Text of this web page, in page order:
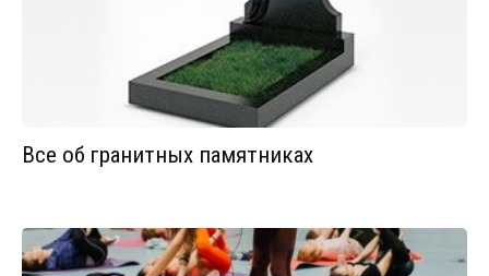
Все об гранитных памятниках